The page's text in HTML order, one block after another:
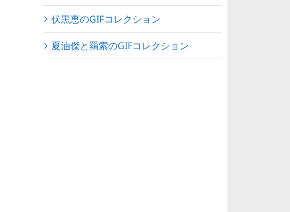
伏黒恵のGIFコレクション
夏油傑と羂索のGIFコレクション